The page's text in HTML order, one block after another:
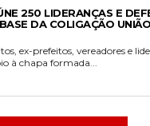
250 LIDERANÇAS E
DA COLIGAÇÃO
ex-prefeitos, vereadores e
à chapa formada...